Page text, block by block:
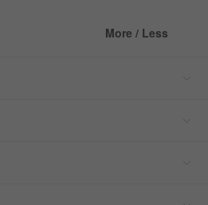
More / Less